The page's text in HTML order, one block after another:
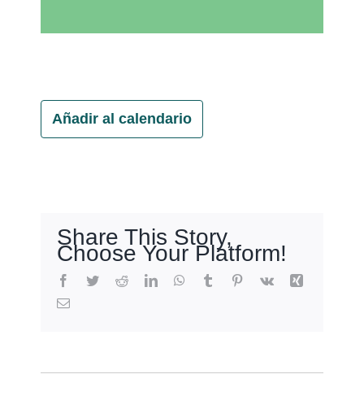
Añadir al calendario
Share This Story,
Choose Your Platform!
Facebook
TwitterRedditLinkedInWhatsApp
Tumblr Pinterest
Vk
Xing
Email